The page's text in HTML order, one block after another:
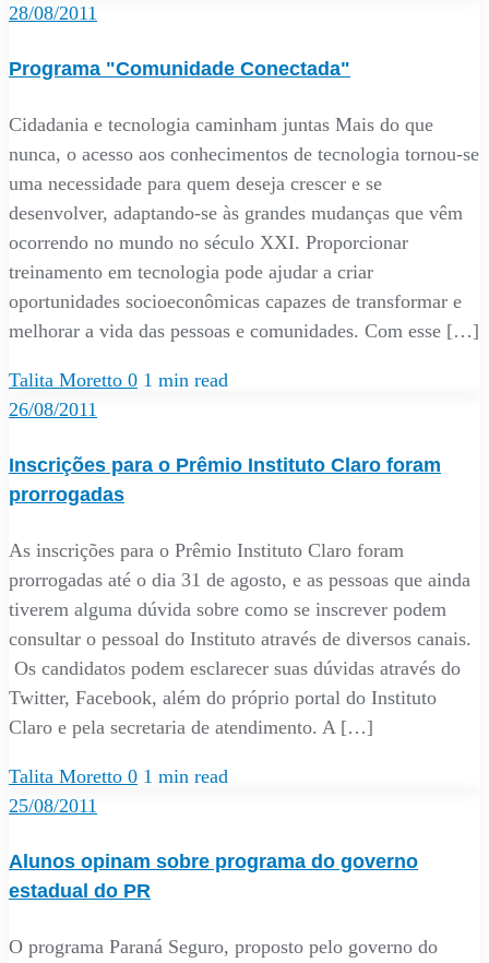
28/08/2011
Programa "Comunidade Conectada"
Cidadania e tecnologia caminham juntas Mais do que
nunca, o acesso aos conhecimentos de tecnologia tornou-se
uma necessidade para quem deseja crescer e se
desenvolver, adaptando-se às grandes mudanças que vêm
ocorrendo no mundo no século XXI. Proporcionar
treinamento em tecnologia pode ajudar a criar
oportunidades socioeconômicas capazes de transformar e
melhorar a vida das pessoas e comunidades. Com esse […]
Talita Moretto 0 1 min read
26/08/2011
Inscrições para o Prêmio Instituto Claro foram
prorrogadas
As inscrições para o Prêmio Instituto Claro foram
prorrogadas até o dia 31 de agosto, e as pessoas que ainda
tiverem alguma dúvida sobre como se inscrever podem
consultar o pessoal do Instituto através de diversos canais.
Os candidatos podem esclarecer suas dúvidas através do
Twitter, Facebook, além do próprio portal do Instituto
Claro e pela secretaria de atendimento. A […]
Talita Moretto 0 1 min read
25/08/2011
Alunos opinam sobre programa do governo
estadual do PR
O programa Paraná Seguro, proposto pelo governo do